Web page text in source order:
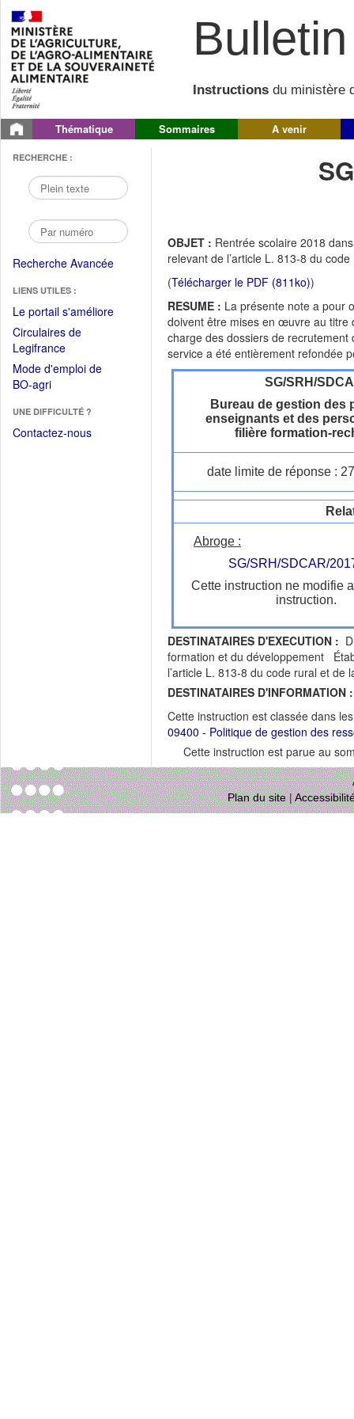
Instructions du ministère
Thématique Sommaires A venir
RECHERCHE :
Recherche Avancée
LIENS UTILES :
Le portail s'améliore(Fichier
Circulaires de
Legifrance(Ouvrir
dans
une
fenêtre)
Mode d'emploi de
BO-agri(Ouvrir
une
nouvelle
UNE DIFFICULTÉ ?
Contactez-nous
OBJET : Rentrée scolaire 2018
relevant de l’article L. 813-8 du
(Télécharger le PDF (811ko))
RESUME : La présente note a pour
doivent être mises en œuvre au titre
charge des dossiers de
service a été entièrement refondée
SG/SRH/
Bureau de gestion des
enseignants et des
filière formation-
date limite de réponse :
Abroge :
SG/SRH/SDCAR/
Cette instruction ne modifie
instruction.
DESTINATAIRES D'EXECUTION :
formation et du développement
l’article L. 813-8 du code rural et
DESTINATAIRES D'INFORMATION :
Cette instruction est classée dans
09400 - Politique de gestion des
Cette instruction est parue au
Plan du site|